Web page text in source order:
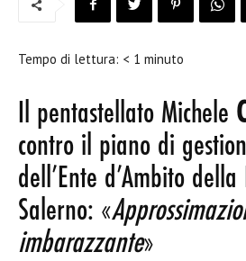
Tempo di lettura: < 1 minuto
Il pentastellato Michele
contro il piano di
dell’Ente d’Ambito
Salerno: «
imbarazzante»